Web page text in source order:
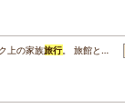
上の家族旅行。 旅館と…